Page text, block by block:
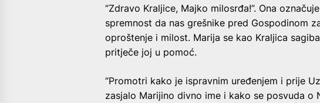
“Zdravo Kraljice, Majko milosrđa!”. Ona
spremnost da nas grešnike pred Gospodinom
oproštenje i milost. Marija se kao Kraljica
pritječe joj u pomoć.
“Promotri kako je ispravnim uređenjem i prije
zasjalo Marijino divno ime i kako se posvuda o